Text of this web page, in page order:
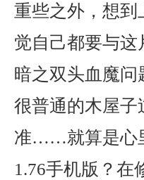
重些之外，想到
觉自己都要与
暗之双头血魔
很普通的木屋子
准……就算是心
1.76手机版？在